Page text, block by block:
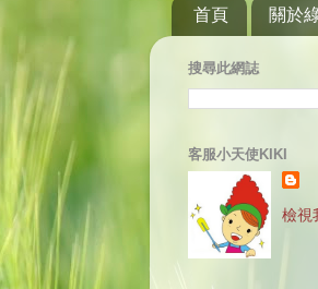
首頁 關於
搜尋此網誌
客服小天使KIKI
檢視